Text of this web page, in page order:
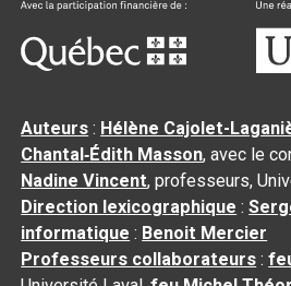
Auteurs : Hélène Cajolet-
Chantal‑Édith Masson, avec le
Nadine Vincent, professeurs,
Direction lexicographique :
informatique : Benoit Mercier
Professeurs collaborateurs :